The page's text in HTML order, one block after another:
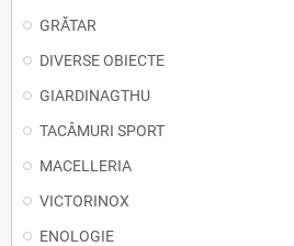
GRĂTAR
DIVERSE OBIECTE
GIARDINAGTHU
TACÂMURI SPORT
MACELLERIA
VICTORINOX
ENOLOGIE